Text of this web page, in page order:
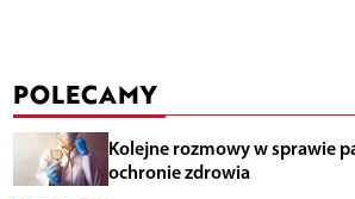
POLECAMY
Kolejne rozmowy w sprawie
ochronie zdrowia